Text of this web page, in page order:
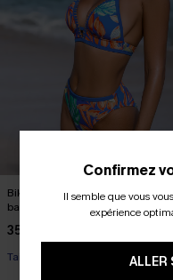
Bikini tropical avec point de
bas à taille haute
35,00 €
Taille haute
Confirmez
Il semble que vous
expérience
ALLER